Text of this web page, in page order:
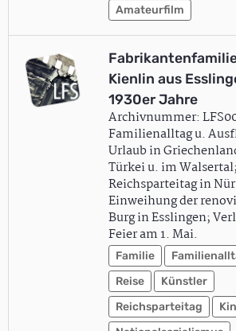
Amateurfilm
Kienlin aus
1930er Jahre
Archivnummer:
Familienalltag u.
Urlaub in
Türkei u. im Walsertal;
Reichsparteitag in
Einweihung der
Burg in Esslingen;
Feier am 1. Mai.
Familie
Reise
Künstler
Reichsparteitag